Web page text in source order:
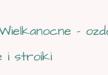
-
i stroiki